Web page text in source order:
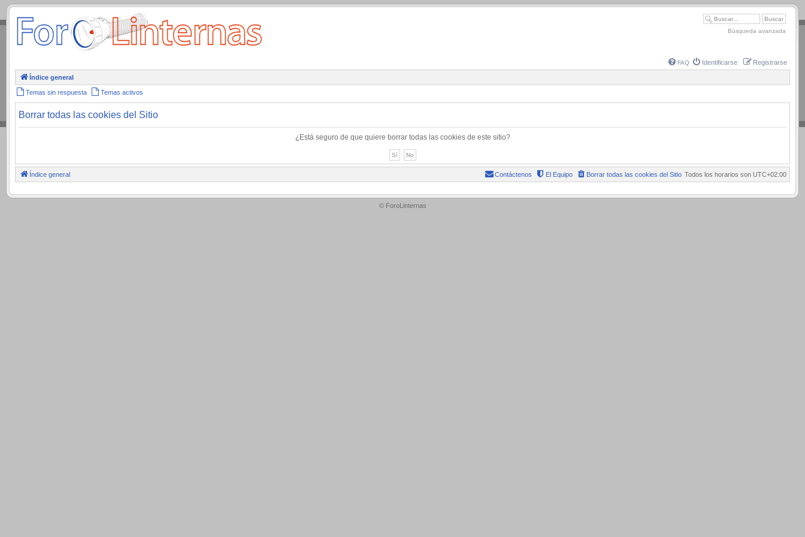
.
Búsqueda avanzada
FAQ Identificarse Registrarse
Índice general
Temas sin respuesta Temas activos
Borrar todas las cookies del Sitio
¿Está seguro de que quiere borrar todas las cookies de este sitio?
Índice general Todos los horarios son UTC+02:00
Borrar todas las cookies del Sitio
El Equipo
Contáctenos
.
© ForoLinternas